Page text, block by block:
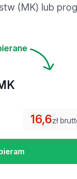
(MK) lub
16,6zł